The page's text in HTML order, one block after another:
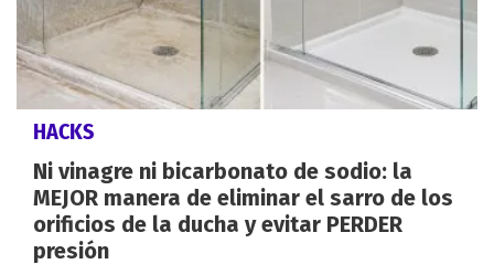
HACKS
Ni vinagre ni bicarbonato de sodio: la
MEJOR manera de eliminar el sarro de los
orificios de la ducha y evitar PERDER
presión